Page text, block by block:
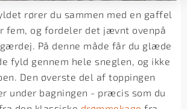
rører du sammen med en gaffel
fem, og fordeler det jævnt ovenpå
På denne måde får du glæde
fyld gennem hele sneglen, og ikke
Den øverste del af toppingen
under bagningen - præcis som du